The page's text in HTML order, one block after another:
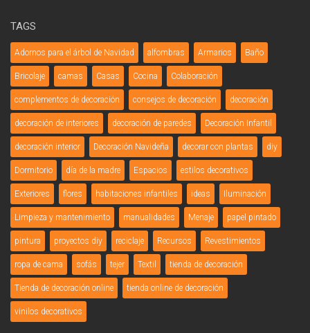
TAGS
Adornos para el árbol de Navidad alfombras Armarios Baño
Bricolaje camas Casas Cocina Colaboración
complementos de decoración consejos de decoración decoración
decoración de interiores decoración de paredes Decoración Infantil
decoración interior Decoración Navideña decorar con plantas diy
Dormitorio día de la madre Espacios estilos decorativos
Exteriores flores habitaciones infantiles ideas Iluminación
Limpieza y mantenimiento manualidades Menaje papel pintado
pintura proyectos diy reciclaje Recursos Revestimientos
ropa de cama sofás tejer Textil tienda de decoración
Tienda de decoración online tienda online de decoración
vinilos decorativos